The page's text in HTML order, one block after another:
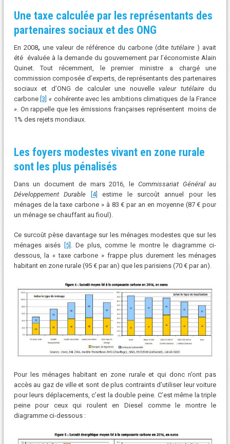
Une taxe calculée par les représentants des
partenaires sociaux et des ONG
En 2008, une valeur de référence du carbone (dite tutélaire) avait
été évaluée à la demande du gouvernement par l’économiste Alain
Quinet. Tout récemment, le premier ministre a chargé une
commission composée d’experts, de représentants des partenaires
sociaux et d’ONG de calculer une nouvellevaleur tutélairedu
carbone [3] « cohérente avec les ambitions climatiques de la France
». On rappelle que les émissions françaises représentent moins de
1% des rejets mondiaux.
Les foyers modestes vivant en zone rurale
sont les plus pénalisés
Dans un document de mars 2016, le Commissariat Général au
Développement Durable
[4]
estime le surcoût annuel pour les
ménages de la taxe carbone » à 83 € par an en moyenne (87 € pour
un ménage se chauffant au fioul).
Ce surcoût pèse davantage sur les ménages modestes que sur les
ménages aisés
[5] . De plus, comme le montre le diagramme ci-
dessous, la « taxe carbone » frappe plus durement les ménages
habitant en zone rurale (95 € par an) que les parisiens (70 € par an).
Pour les ménages habitant en zone rurale et qui donc n’ont pas
accès au gaz de ville et sont de plus contraints d’utiliser leur voiture
pour leurs déplacements, c’est la double peine. C’est même la triple
peine pour ceux qui roulent en Diesel comme le montre le
diagramme ci-dessous :